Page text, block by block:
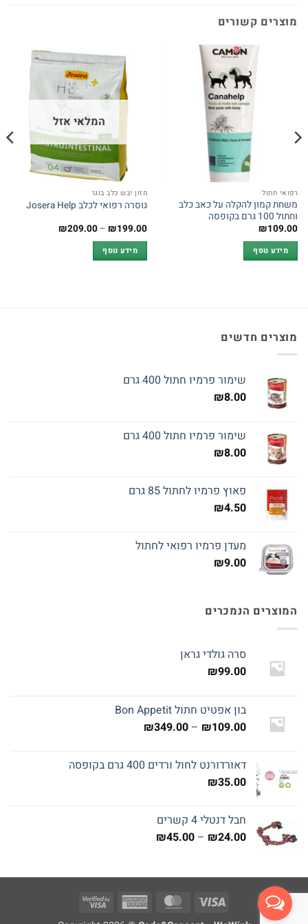
מוצרים קשורים
רפואי חתול
משחת קמון להקלה על כאב כלב
וחתול 100 גרם בקופסה
₪109.00
מידע נוסף
המלאי אזל
מזון יבש כלב בוגר
גוסרה רפואי לכלב Josera Help
₪199.00
–
₪209.00 טווח
מידע נוסף
מוצרים חדשים
שימור פרמיו חתול 400 גרם
₪8.00
שימור פרמיו חתול 400 גרם
₪8.00
פאוץ פרמיו לחתול 85 גרם
₪4.50
מעדן פרמיו רפואי לחתול
₪9.00
המוצרים הנמכרים
סרה גולדי גראן
₪99.00
בון אפטיט חתול Bon Appetit
₪109.00
–
₪349.00
עד דאורדורנט לחול ורדים 400 גרם בקופסה
₪35.00
חבל דנטלי 4 קשרים
₪24.00
–
₪45.00
עד
Visa
MasterCard
American
Visa